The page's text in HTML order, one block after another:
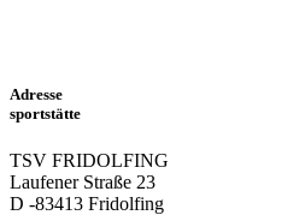
Adresse
sportstätte
TSV FRIDOLFING
Laufener Straße 23
D -83413 Fridolfing